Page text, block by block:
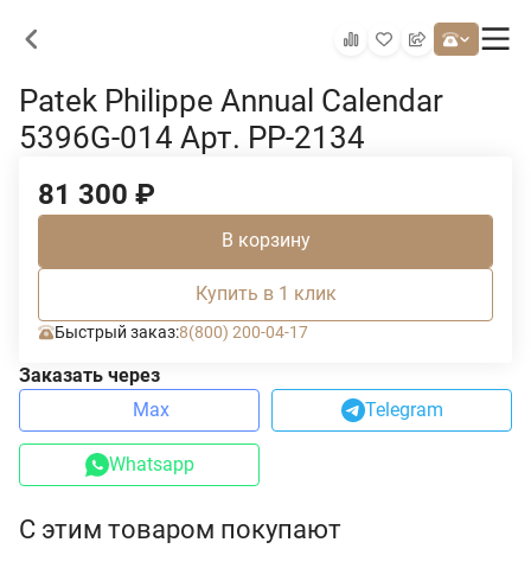
Patek Philippe Annual Calendar
5396G-014 Арт. PP-2134
81 300 ₽
В корзину
Купить в 1 клик
Быстрый заказ:8(800) 200-04-17
Заказать через
Max
Telegram
Whatsapp
С этим товаром покупают